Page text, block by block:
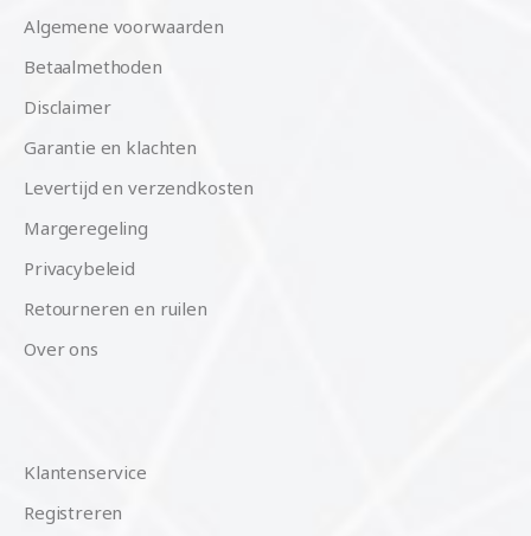
Algemene voorwaarden
Betaalmethoden
Disclaimer
Garantie en klachten
Levertijd en verzendkosten
Margeregeling
Privacybeleid
Retourneren en ruilen
Over ons
Klantenservice
Registreren